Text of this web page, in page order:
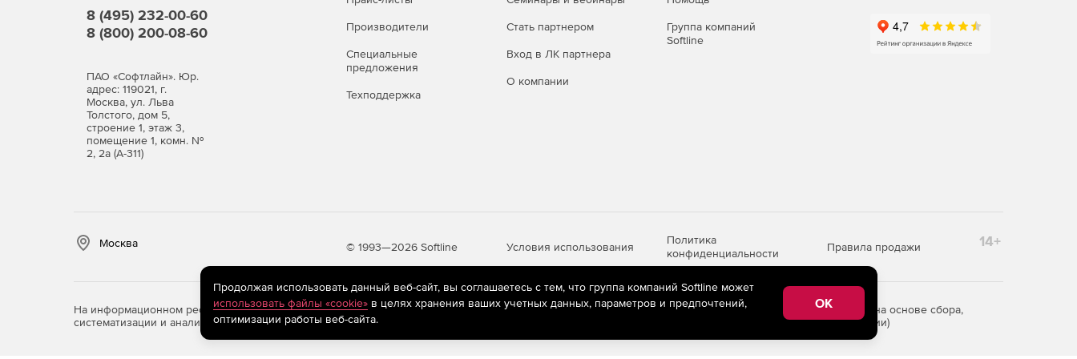
8 (495) 232-00-60
8 (800) 200-08-60
ПАО «Софтлайн». Юр.
адрес: 119021, г.
Москва, ул. Льва
Толстого, дом 5,
строение 1, этаж 3,
помещение 1, комн. №
2, 2а (А-311)
Производители
Специальные
предложения
Техподдержка
Стать партнером
Вход в ЛК партнера
О компании
Группа компаний
Softline
Москва © 1993—2026 Softline Условия использования
Политика
конфиденциальности
Правила продажи 14+
На информационном ресурсе store.softline.ru применяютсярекомендательные технологии (информационные технологии предоставления информации на основе сбора,
систематизации и анализа сведений, относящихся к предпочтениям пользователей сети «Интернет», находящихся на территории Российской Федерации)
Продолжая использовать данный веб-сайт, вы соглашаетесь с тем, что группа компаний Softline может
использовать файлы «cookie»в целях хранения ваших учетных данных, параметров и предпочтений,
оптимизации работы веб-сайта.
OK